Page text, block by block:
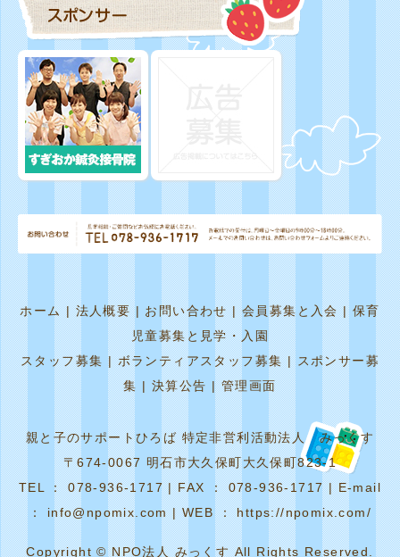
ホーム|法人概要| お問い合わせ|会員募集と入会|保育
児童募集と見学・入園
スタッフ募集 |ボランティアスタッフ募集| スポンサー募
集 |決算公告 |管理画面
親と子のサポートひろば 特定非営利活動法人 みっくす
〒674-0067 明石市大久保町大久保町823-1
TEL ： 078-936-1717 | FAX ： 078-936-1717 | E-mail
： info@npomix.com | WEB ： https://npomix.com/
Copyright © NPO法人 みっくす All Rights Reserved.